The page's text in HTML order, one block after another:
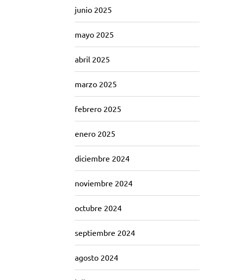
junio 2025
mayo 2025
abril 2025
marzo 2025
febrero 2025
enero 2025
diciembre 2024
noviembre 2024
octubre 2024
septiembre 2024
agosto 2024